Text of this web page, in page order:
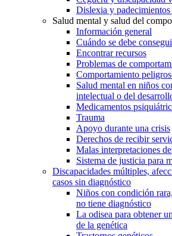
Dislexia y padecimientos
Salud mental y salud del
Información general
Cuándo se debe
Encontrar recursos
Problemas de
Comportamiento
Salud mental en niños
intelectual o del
Medicamentos
Trauma
Apoyo durante una crisis
Derechos de recibir
Malas interpretaciones
Sistema de justicia para
Discapacidades múltiples,
casos sin diagnóstico
Niños con condición
no tiene diagnóstico
La odisea para obtener
de la genética